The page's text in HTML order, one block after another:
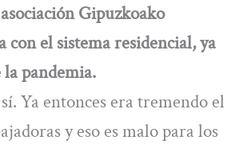
Gipuzkoako
con el sistema residencial, ya
la pandemia.
Ya entonces era tremendo el
y eso es malo para los